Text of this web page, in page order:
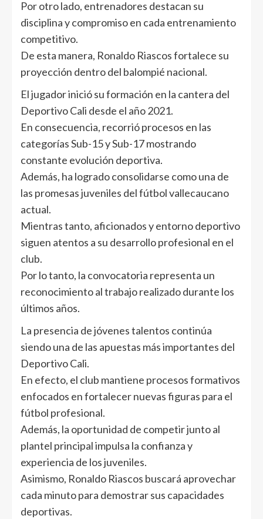
Por otro lado, entrenadores destacan su
disciplina y compromiso en cada entrenamiento
competitivo.
De esta manera, Ronaldo Riascos fortalece su
proyección dentro del balompié nacional.
El jugador inició su formación en la cantera del
Deportivo Cali desde el año 2021.
En consecuencia, recorrió procesos en las
categorías Sub-15 y Sub-17 mostrando
constante evolución deportiva.
Además, ha logrado consolidarse como una de
las promesas juveniles del fútbol vallecaucano
actual.
Mientras tanto, aficionados y entorno deportivo
siguen atentos a su desarrollo profesional en el
club.
Por lo tanto, la convocatoria representa un
reconocimiento al trabajo realizado durante los
últimos años.
La presencia de jóvenes talentos continúa
siendo una de las apuestas más importantes del
Deportivo Cali.
En efecto, el club mantiene procesos formativos
enfocados en fortalecer nuevas figuras para el
fútbol profesional.
Además, la oportunidad de competir junto al
plantel principal impulsa la confianza y
experiencia de los juveniles.
Asimismo, Ronaldo Riascos buscará aprovechar
cada minuto para demostrar sus capacidades
deportivas.